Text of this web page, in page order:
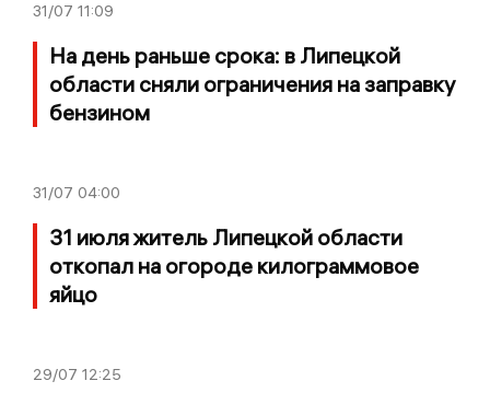
31/07 11:09
На день раньше срока: в Липецкой
области сняли ограничения на заправку
бензином
31/07 04:00
31 июля житель Липецкой области
откопал на огороде килограммовое
яйцо
29/07 12:25